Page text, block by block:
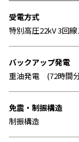
受電方式
特別高圧22kV 3回
バックアップ発電
重油発電 (72時間
免震・制振構造
制振構造